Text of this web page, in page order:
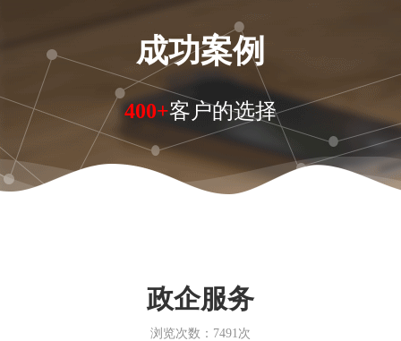
成功案例
400+客户的选择
政企服务
浏览次数：7491次